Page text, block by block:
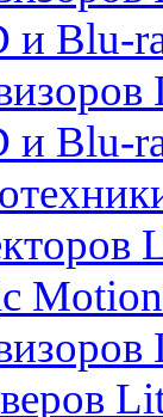
и Blu-
и Blu-
Motion